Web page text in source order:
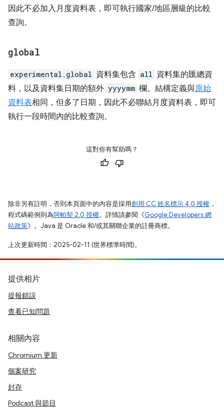
因此不必加入月度資料表，即可執行國家/地區層級的比較
查詢。
global
experimental.global 資料集包含 all 資料集的匯總資
料，以及資料集日期的額外 yyyymm 欄。結構定義與原始
資料表相同，但多了日期，因此不必聯結月度資料表，即可
執行一段時間內的比較查詢。
這對你有幫助嗎？
除非另有註明，否則本頁面中的內容是採用創用 CC 姓名標示 4.0 授權 ，
程式碼範例則為阿帕契 2.0 授權。詳情請參閱《Google Developers 網
站政策》。Java 是 Oracle 和/或其關聯企業的註冊商標。
上次更新時間：2025-02-11 (世界標準時間)。
提供相片
提報錯誤
查看已知問題
相關內容
Chromium 更新
個案研究
封存
Podcast 與節目